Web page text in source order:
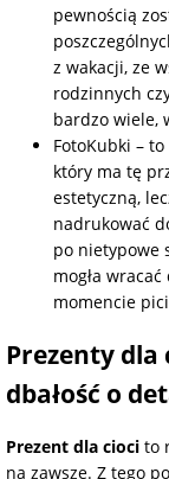
na Dzień Babci i
Dziadka
na Wielkanoc
na wieczór
panieński
na wieczór
pewnością
z wakacji, ze
rodzinnych
bardzo wiele,
FotoKubki –
który ma tę
estetyczną,
nadrukować
po nietypowe
mogła
momencie
Prezenty dla
dbałość o
Prezent dla cioci to
na zawsze. Z tego